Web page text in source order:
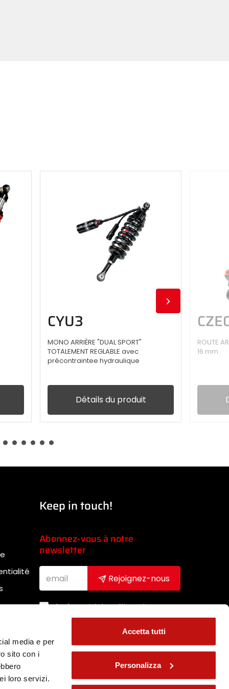
media e per
sito con i
loro servizi.
Accetta tutti
Personalizza
CYU3
MONO ARRIÈRE "DUAL SPORT"
TOTALEMENT REGLABLE avec
précontraintee hydraulique
Détails du produit
ROUTE
16 mm
Keep in touch!
Abonnez-vous à notre
newsletter
Rejoignez-nous
Après avoir lu la politique de
confidentialité, j'accepte de recevoir